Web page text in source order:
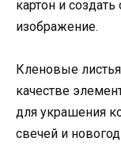
картон и
изображение.
Кленовые
качестве
для украшения
свечей и